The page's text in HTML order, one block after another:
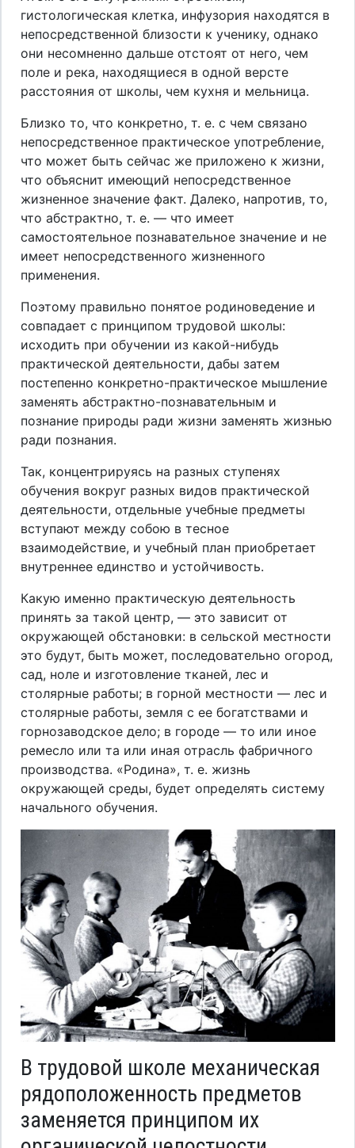
гистологическая клетка, инфузория находятся в
непосредственной близости к ученику, однако
они несомненно дальше отстоят от него, чем
поле и река, находящиеся в одной версте
расстояния от школы, чем кухня и мельница.
Близко то, что конкретно, т. е. с чем связано
непосредственное практическое употребление,
что может быть сейчас же приложено к жизни,
что объяснит имеющий непосредственное
жизненное значение факт. Далеко, напротив, то,
что абстрактно, т. е. — что имеет
самостоятельное познавательное значение и не
имеет непосредственного жизненного
применения.
Поэтому правильно понятое родиноведение и
совпадает с принципом трудовой школы:
исходить при обучении из какой-нибудь
практической деятельности, дабы затем
постепенно конкретно-практическое мышление
заменять абстрактно-познавательным и
познание природы ради жизни заменять жизнью
ради познания.
Так, концентрируясь на разных ступенях
обучения вокруг разных видов практической
деятельности, отдельные учебные предметы
вступают между собою в тесное
взаимодействие, и учебный план приобретает
внутреннее единство и устойчивость.
Какую именно практическую деятельность
принять за такой центр, — это зависит от
окружающей обстановки: в сельской местности
это будут, быть может, последовательно огород,
сад, ноле и изготовление тканей, лес и
столярные работы; в горной местности — лес и
столярные работы, земля с ее богатствами и
горнозаводское дело; в городе — то или иное
ремесло или та или иная отрасль фабричного
производства. «Родина», т. е. жизнь
окружающей среды, будет определять систему
начального обучения.
В трудовой школе механическая
рядоположенность предметов
заменяется принципом их